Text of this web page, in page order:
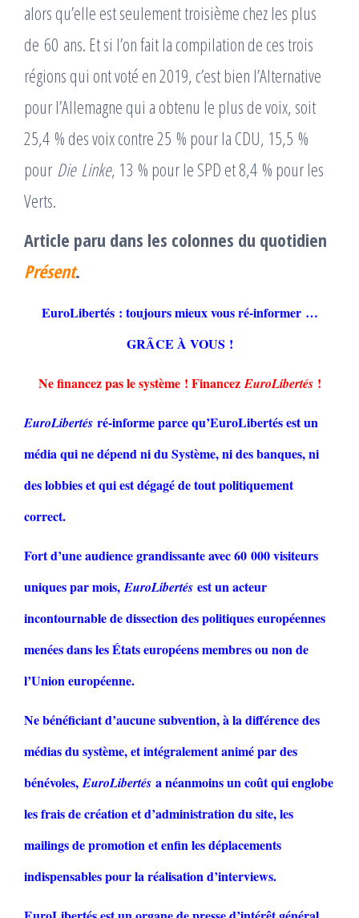
alors qu’elle est seulement troisième chez les plus
de 60 ans. Et si l’on fait la compilation de ces trois
régions qui ont voté en 2019, c’est bien l’Alternative
pour l’Allemagne qui a obtenu le plus de voix, soit
25,4 % des voix contre 25 % pour la CDU, 15,5 %
pour Die Linke, 13 % pour le SPD et 8,4 % pour les
Verts.
Article paru dans les colonnes du quotidien
Présent.
EuroLibertés : toujours mieux vous ré-informer …
GRÂCE À VOUS !
Ne financez pas le système ! FinancezEuroLibertés !
EuroLibertés ré-informe parce qu’EuroLibertés est un
média qui ne dépend ni du Système, ni des banques, ni
des lobbies et qui est dégagé de tout politiquement
correct.
Fort d’une audience grandissante avec 60 000 visiteurs
uniques par mois,EuroLibertés est un acteur
incontournable de dissection des politiques européennes
menées dans les États européens membres ou non de
l’Union européenne.
Ne bénéficiant d’aucune subvention, à la différence des
médias du système, et intégralement animé par des
bénévoles,EuroLibertés a néanmoins un coût qui englobe
les frais de création et d’administration du site, les
mailings de promotion et enfin les déplacements
indispensables pour la réalisation d’interviews.